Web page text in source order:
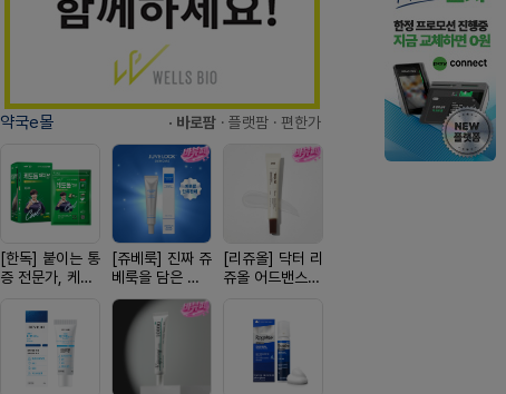
약국e몰 · 바로팜 · 플랫팜 · 편한가
[한독] 붙이는 통
증 전문가, 케토
스타(쿨) 40매
[쥬베룩] 진짜 쥬
베룩을 담은 약
국전용 PDLLA
크림
[리쥬올] 닥터 리
쥬올 어드밴스드
이팅 크림 30ml